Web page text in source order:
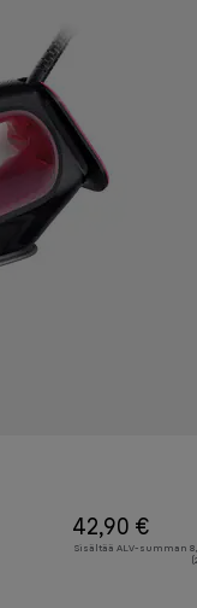
42,90 €
Sisältää ALV-summan